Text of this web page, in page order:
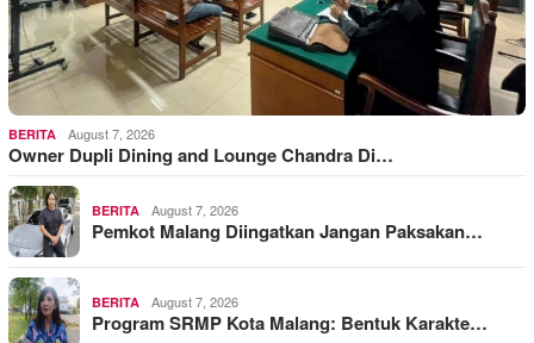
BERITA August 7, 2026
Owner Dupli Dining and Lounge Chandra Di…
BERITA August 7, 2026
Pemkot Malang Diingatkan Jangan Paksakan…
BERITA August 7, 2026
Program SRMP Kota Malang: Bentuk Karakte…